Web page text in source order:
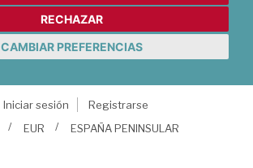
RECHAZAR
CAMBIAR PREFERENCIAS
Iniciar sesión
Registrarse
EUR ESPAÑA PENINSULAR